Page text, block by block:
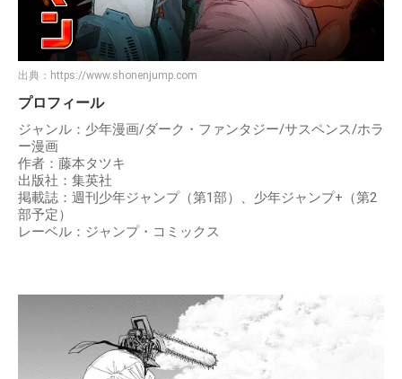
出典： https://www.shonenjump.com
プロフィール
ジャンル：少年漫画/ダーク・ファンタジー/サスペンス/ホラ
ー漫画
作者：藤本タツキ
出版社：集英社
掲載誌：週刊少年ジャンプ（第1部）、少年ジャンプ+（第2
部予定）
レーベル：ジャンプ・コミックス